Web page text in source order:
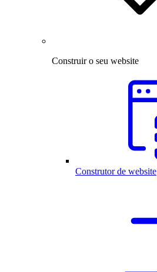
Construir o seu website
Construtor de website